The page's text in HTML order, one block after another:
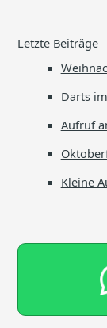
Letzte Beiträge
Darts
Aufruf
Kleine